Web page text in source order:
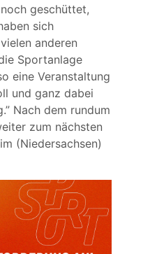
geschüttet,
sich
anderen
Sportanlage
eine Veranstaltung
und ganz dabei
Nach dem rundum
zum nächsten
(Niedersachsen)